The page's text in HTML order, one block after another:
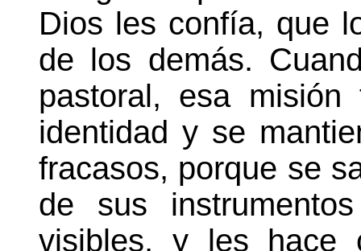
Dios les confía, que
de los demás.
pastoral, esa
identidad y se
fracasos, porque se
de sus
visibles, y les hace